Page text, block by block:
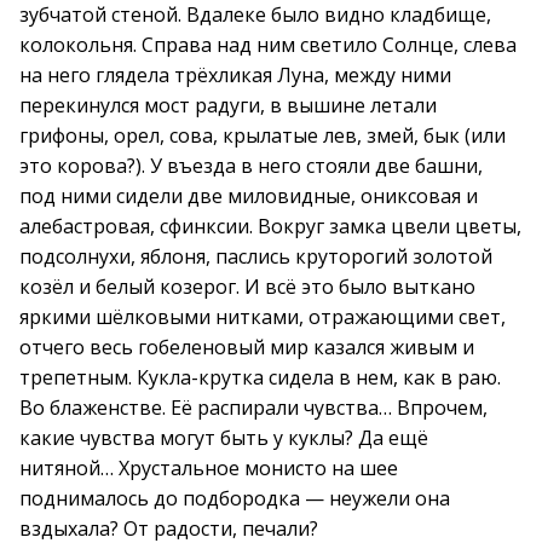
зубчатой стеной. Вдалеке было видно кладбище,
колокольня. Справа над ним светило Солнце, слева
на него глядела трёхликая Луна, между ними
перекинулся мост радуги, в вышине летали
грифоны, орел, сова, крылатые лев, змей, бык (или
это корова?). У въезда в него стояли две башни,
под ними сидели две миловидные, ониксовая и
алебастровая, сфинксии. Вокруг замка цвели цветы,
подсолнухи, яблоня, паслись круторогий золотой
козёл и белый козерог. И всё это было выткано
яркими шёлковыми нитками, отражающими свет,
отчего весь гобеленовый мир казался живым и
трепетным. Кукла-крутка сидела в нем, как в раю.
Во блаженстве. Её распирали чувства… Впрочем,
какие чувства могут быть у куклы? Да ещё
нитяной… Хрустальное монисто на шее
поднималось до подбородка — неужели она
вздыхала? От радости, печали?